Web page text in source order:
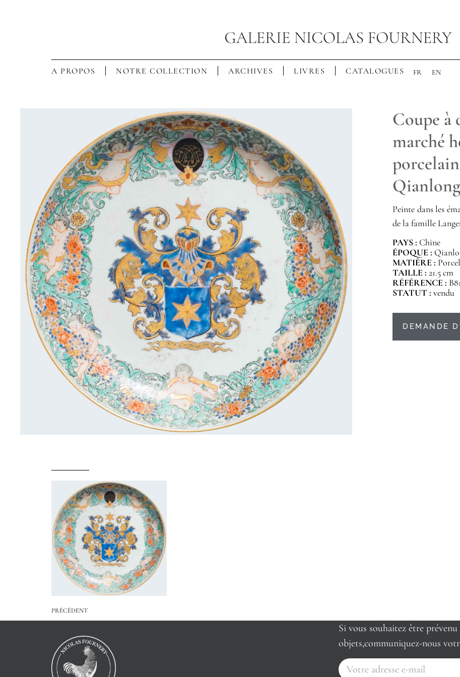
A PROPOS NOTRE COLLECTION ARCHIVES LIVRES CATALOGUES FR EN
Coupe à
marché
Qianlong
Peinte dans les
de la famille
PAYS : Chine
ÉPOQUE :
MATIÈRE :
TAILLE :21.5 cm
RÉFÉRENCE :
STATUT :vendu
DEMANDE
PRÉCÉDENT
Si vous souhaitez être
objets,communiquez-nous